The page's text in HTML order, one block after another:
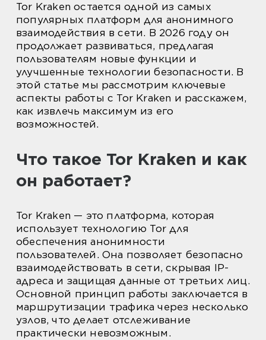
Tor Kraken остается одной из самых
популярных платформ для анонимного
взаимодействия в сети. В 2026 году он
продолжает развиваться, предлагая
пользователям новые функции и
улучшенные технологии безопасности. В
этой статье мы рассмотрим ключевые
аспекты работы с Tor Kraken и расскажем,
как извлечь максимум из его
возможностей.
Что такое Tor Kraken и как
он работает?
Tor Kraken — это платформа, которая
использует технологию Tor для
обеспечения анонимности
пользователей. Она позволяет безопасно
взаимодействовать в сети, скрывая IP-
адреса и защищая данные от третьих лиц.
Основной принцип работы заключается в
маршрутизации трафика через несколько
узлов, что делает отслеживание
практически невозможным.